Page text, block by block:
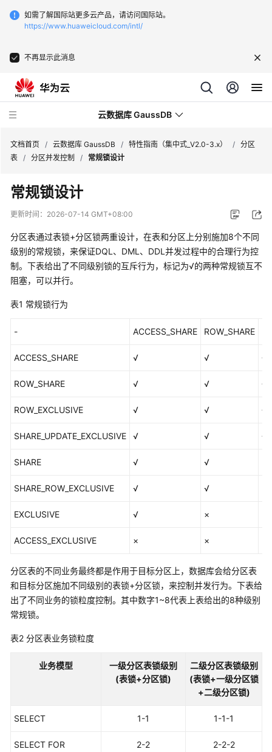
如需了解国际站更多云产品，请访问国际站。
https://www.huaweicloud.com/intl/
不再显示此消息
云数据库 GaussDB
最
新
动
服
务
公
绍
计
说
速
门
户
开
发
指
考
文档首页 / 云数据库 GaussDB / 特性指南（集中式_V2.0-3.x） / 分区
表 / 分区并发控制 / 常规锁设计
常规锁设计
更新时间： 2026-07-14 GMT+08:00
分区表通过表锁+分区锁两重设计，在表和分区上分别施加8个不同
级别的常规锁，来保证DQL、DML、DDL并发过程中的合理行为控
制。下表给出了不同级别锁的互斥行为，标记为√的两种常规锁互不
阻塞，可以并行。
表1 常规锁行为
- ACCESS_SHARE ROW_SHARE
ACCESS_SHARE √ √ √
ROW_SHARE √ √ √
ROW_EXCLUSIVE √ √ √
SHARE_UPDATE_EXCLUSIVE √ √ √
SHARE √ √
SHARE_ROW_EXCLUSIVE √ √
EXCLUSIVE √ ×
ACCESS_EXCLUSIVE × ×
分区表的不同业务最终都是作用于目标分区上，数据库会给分区表
和目标分区施加不同级别的表锁+分区锁，来控制并发行为。下表给
出了不同业务的锁粒度控制。其中数字1~8代表上表给出的8种级别
常规锁。
表2 分区表业务锁粒度
业务模型
一级分区表锁级别
(表锁+分区锁)
二级分区表锁级别
(表锁+一级分区锁
+二级分区锁)
SELECT 1-1 1-1-1
SELECT FOR
2-2 2-2-2